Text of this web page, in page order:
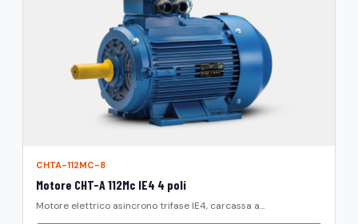
CHTA-112MC-8
Motore CHT-A 112Mc IE4 4 poli
Motore elettrico asincrono trifase IE4, carcassa a...